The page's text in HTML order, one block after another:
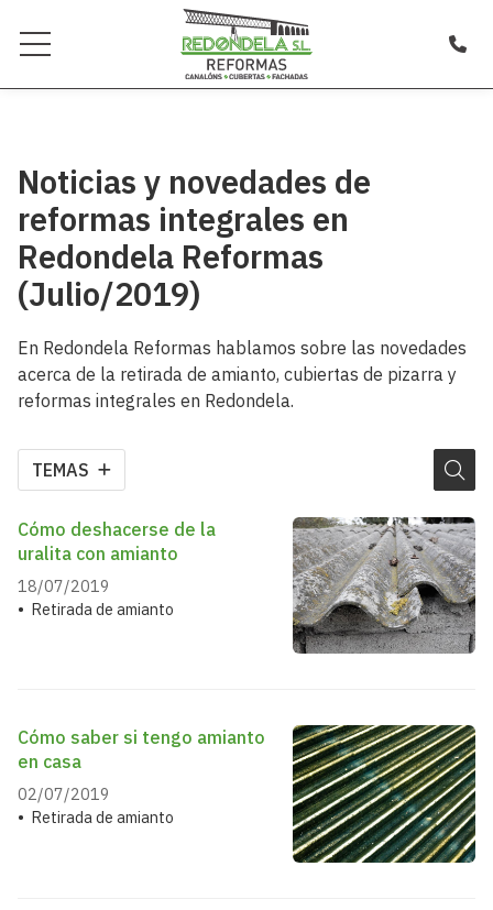
Noticias y novedades de
reformas integrales en
Redondela Reformas
(Julio/2019)
En Redondela Reformas hablamos sobre las novedades
acerca de la retirada de amianto, cubiertas de pizarra y
reformas integrales en Redondela.
TEMAS
Cómo deshacerse de la
uralita con amianto
18/07/2019
Retirada de amianto
Cómo saber si tengo amianto
en casa
02/07/2019
Retirada de amianto